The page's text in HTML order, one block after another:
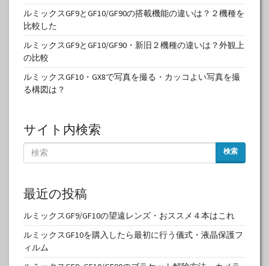
ルミックスGF9とGF10/GF90の搭載機能の違いは？２機種を
比較した
ルミックスGF9とGF10/GF90・新旧２機種の違いは？外観上
の比較
ルミックスGF10・GX8で写真を撮る・カッコよい写真を撮
る構図は？
サイト内検索
検索
最近の投稿
ルミックスGF9/GF10の望遠レンズ・おススメ４本はこれ
ルミックスGF10を購入したら最初に行う儀式・液晶保護フ
ィルム